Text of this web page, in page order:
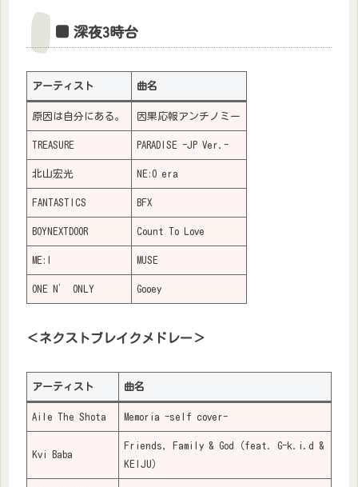
■ 深夜3時台
アーティスト 曲名
原因は自分にある。 因果応報アンチノミー
TREASURE PARADISE -JP Ver.-
北山宏光 NE:O era
FANTASTICS BFX
BOYNEXTDOOR Count To Love
ME:I MUSE
ONE N’ ONLY Gooey
＜ネクストブレイクメドレー＞
アーティスト 曲名
Aile The Shota Memoria -self cover-
Kvi Baba
Friends, Family & God（feat. G-k.i.d &
KEIJU）